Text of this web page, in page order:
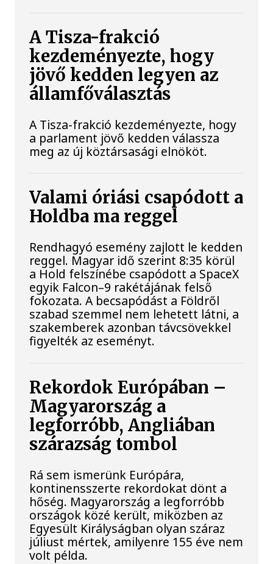
A Tisza-frakció
kezdeményezte, hogy
jövő kedden legyen az
államfőválasztás
A Tisza-frakció kezdeményezte, hogy
a parlament jövő kedden válassza
meg az új köztársasági elnököt.
Valami óriási csapódott a
Holdba ma reggel
Rendhagyó esemény zajlott le kedden
reggel. Magyar idő szerint 8:35 körül
a Hold felszínébe csapódott a SpaceX
egyik Falcon–9 rakétájának felső
fokozata. A becsapódást a Földről
szabad szemmel nem lehetett látni, a
szakemberek azonban távcsövekkel
figyelték az eseményt.
Rekordok Európában –
Magyarország a
legforróbb, Angliában
szárazság tombol
Rá sem ismerünk Európára,
kontinensszerte rekordokat dönt a
hőség. Magyarország a legforróbb
országok közé került, miközben az
Egyesült Királyságban olyan száraz
júliust mértek, amilyenre 155 éve nem
volt példa.